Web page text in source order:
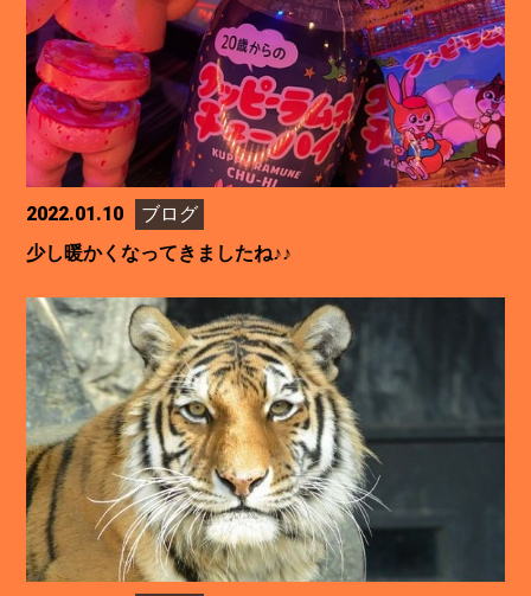
2022.01.10
ブログ
少し暖かくなってきましたね♪♪